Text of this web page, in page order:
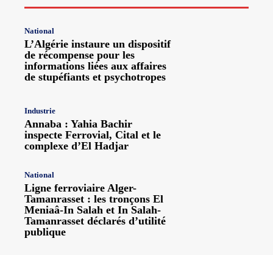
National
L’Algérie instaure un dispositif
de récompense pour les
informations liées aux affaires
de stupéfiants et psychotropes
Industrie
Annaba : Yahia Bachir
inspecte Ferrovial, Cital et le
complexe d’El Hadjar
National
Ligne ferroviaire Alger-
Tamanrasset : les tronçons El
Meniaâ-In Salah et In Salah-
Tamanrasset déclarés d’utilité
publique